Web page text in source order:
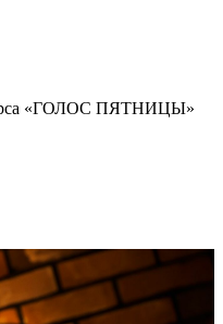
«ГОЛОС ПЯТНИЦЫ»